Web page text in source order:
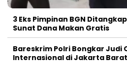
3 Eks Pimpinan BGN
Sunat Dana Makan Gratis
Bareskrim Polri Bongkar Judi
Internasional di Jakarta